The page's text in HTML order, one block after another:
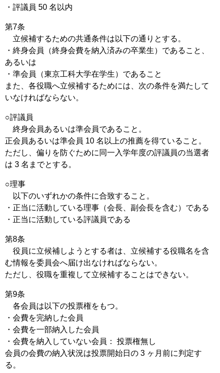
・評議員 50 名以内
第7条
立候補するための共通条件は以下の通りとする。
・終身会員（終身会費を納入済みの卒業生）であること、
あるいは
・準会員（東京工科大学在学生）であること
また、各役職へ立候補するためには、次の条件を満たして
いなければならない。
○評議員
終身会員あるいは準会員であること。
正会員あるいは準会員 10 名以上の推薦を得ていること。
ただし、偏りを防ぐために同一入学年度の評議員の当選者
は 3 名までとする。
○理事
以下のいずれかの条件に合致すること。
・正当に活動している理事（会長、副会長を含む）である
・正当に活動している評議員である
第8条
役員に立候補しようとする者は、立候補する役職名を含
む情報を委員会へ届け出なければならない。
ただし、役職を重複して立候補することはできない。
第9条
各会員は以下の投票権をもつ。
・会費を完納した会員
・会費を一部納入した会員
・会費を納入していない会員： 投票権無し
会員の会費の納入状況は投票開始日の 3 ヶ月前に判定す
る。